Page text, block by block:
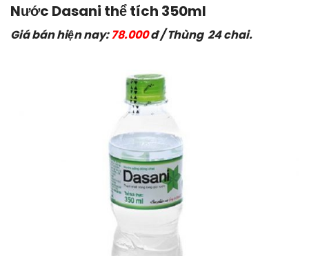
Nước Dasani thể tích 350ml
Giá bán hiện nay:78.000đ / Thùng 24 chai.